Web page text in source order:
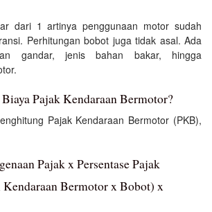
dari 1 artinya penggunaan motor sudah
Perhitungan bobot juga tidak asal. Ada
gandar, jenis bahan bakar, hingga
Pajak Kendaraan Bermotor?
Pajak Kendaraan Bermotor (PKB),
Pajak x Persentase Pajak
Bermotor x Bobot) x